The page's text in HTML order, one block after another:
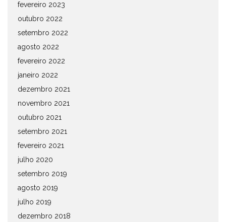
fevereiro 2023
outubro 2022
setembro 2022
agosto 2022
fevereiro 2022
janeiro 2022
dezembro 2021
novembro 2021
outubro 2021
setembro 2021
fevereiro 2021
julho 2020
setembro 2019
agosto 2019
julho 2019
dezembro 2018